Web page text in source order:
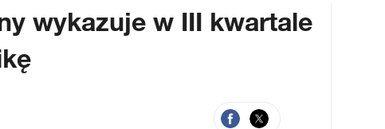
wykazuje w III kwartale